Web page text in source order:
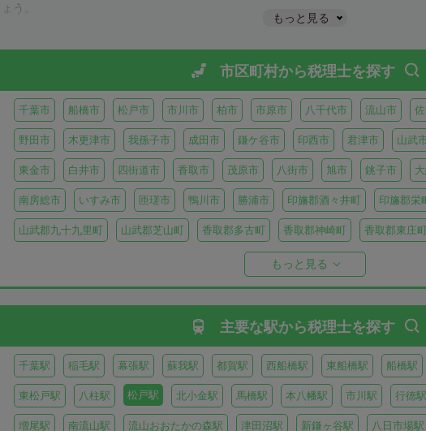
う。
もっと見る
市区町村から税理士を探す
千葉市 船橋市 松戸市 市川市 柏市 市原市 八千代市 流山市
野田市 木更津市 我孫子市 成田市 鎌ケ谷市 印西市 君津市 山武
東金市 白井市 四街道市 香取市 茂原市 八街市 旭市 銚子市
南房総市 いすみ市 匝瑳市 鴨川市 勝浦市 印旛郡酒々井町 印旛郡栄
山武郡九十九里町 山武郡芝山町 香取郡多古町 香取郡神崎町 香取郡東庄
長生郡睦沢町
安房郡鋸南町
もっと見る
主要な駅から税理士を探す
千葉駅 稲毛駅 幕張駅 蘇我駅 都賀駅 西船橋駅 東船橋駅 船橋駅
東松戸駅 八柱駅 松戸駅 北小金駅 馬橋駅 本八幡駅 市川駅 行徳駅
増尾駅 南流山駅 流山おおたかの森駅 津田沼駅 新鎌ヶ谷駅 八日市場駅